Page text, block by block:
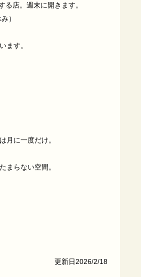
る店。週末に開きます。
）
ます。
月に一度だけ。
まらない空間。
更新日2026/2/18